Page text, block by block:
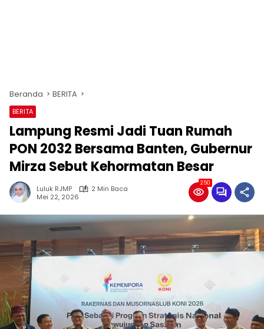
Beranda BERITA
BERITA
Lampung Resmi Jadi Tuan Rumah
PON 2032 Bersama Banten, Gubernur
Mirza Sebut Kehormatan Besar
Luluk RJMP
2 Min Baca
Mei 22, 2026
250